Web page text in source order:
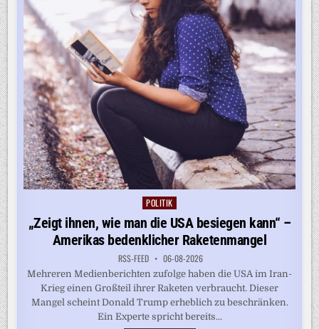
Posted
POLITIK
„Zeigt ihnen, wie man die USA besiegen kann“ –
Amerikas bedenklicher Raketenmangel
RSS-FEED 06-08-2026
Mehreren Medienberichten zufolge haben die USA im Iran-
Krieg einen Großteil ihrer Raketen verbraucht. Dieser
Mangel scheint Donald Trump erheblich zu beschränken.
Ein Experte spricht bereits...